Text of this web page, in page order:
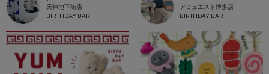
天神地下街店
BIRTHDAY BAR
アミュエスト博多店
BIRTHDAY BAR